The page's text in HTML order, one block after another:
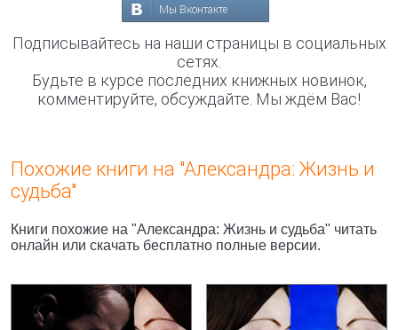
Мы Вконтакте
Подписывайтесь на наши страницы в социальных
сетях.
Будьте в курсе последних книжных новинок,
комментируйте, обсуждайте. Мы ждём Вас!
Похожие книги на "Александра: Жизнь и
судьба"
Книги похожие на "Александра: Жизнь и судьба" читать
онлайн или скачать бесплатно полные версии.